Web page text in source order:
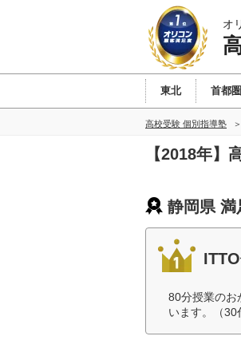
オ
東北 首都圏
高校受験 個別指導塾
【2018年】
静岡県 満
80分授業のお
います。（30